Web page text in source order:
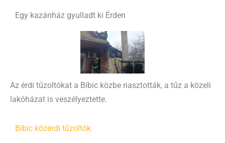
Egy kazánház gyulladt ki Érden
Az érdi tűzoltókat a Bíbic közbe riasztották, a tűz a közeli
lakóházat is veszélyeztette.
Bíbic közérdi tűzoltók